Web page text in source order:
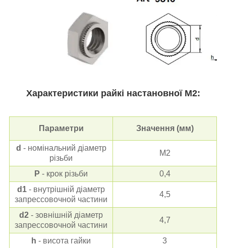
Характеристики райкі настановноїМ2:
Параметри Значення (мм)
d - номінальний діаметр
різьби
М2
Р - крок різьби
0,4
d1 - внутрішній діаметр
запрессовочной частини
4,5
d2 - зовнішній діаметр
запрессовочной частини
4,7
h - висота гайки 3